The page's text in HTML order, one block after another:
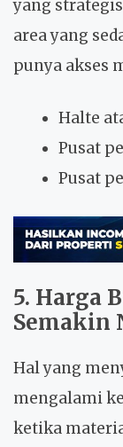
yang
area yang
punya akses
Halte
Pusat
Pusat
5. Harga
Semakin
Hal yang
mengalami
ketika